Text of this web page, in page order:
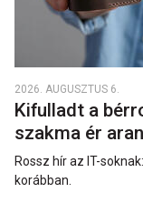
2026. AUGUSZTUS 6.
Kifulladt a
szakma ér
Rossz hír az IT-
korábban.